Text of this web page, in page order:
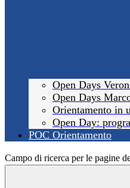
Open Days
Open Days
Orientamento in
Open Day:
POC Orientamento
Campo di ricerca per le pagine